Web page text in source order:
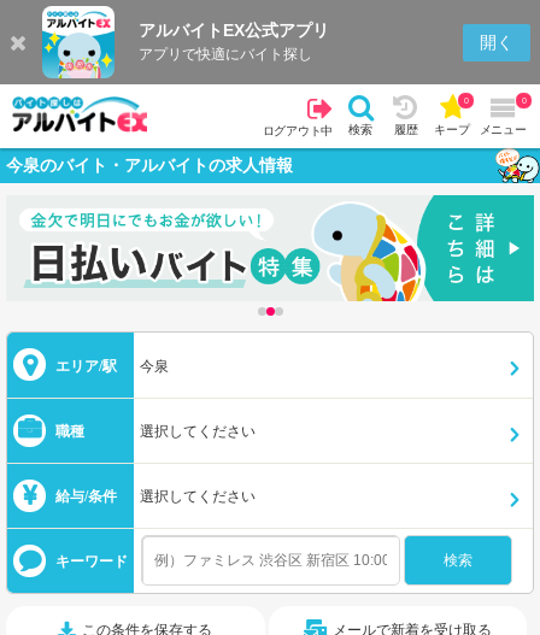
アルバイトEX公式アプリ
アプリで快適にバイト探し
開く
ログアウト中 検索 履歴 キープ
0
メニュー
0
今泉のバイト・アルバイトの求人情報
エリア/駅 今泉
職種 選択してください
給与/条件 選択してください
キーワード
この条件を保存する メールで新着を受け取る